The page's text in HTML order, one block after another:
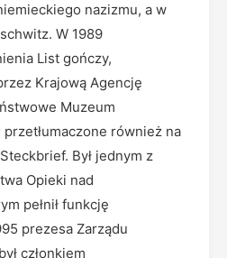
nazizmu, a w
W 1989
List gończy,
Krajową Agencję
Muzeum
również na
Był jednym z
Opieki nad
pełnił funkcję
prezesa Zarządu
członkiem